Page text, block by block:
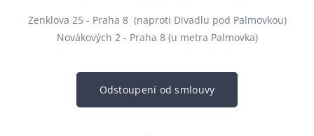
Zenklova 25 - Praha 8 (naproti Divadlu pod Palmovkou)
Novákových 2 - Praha 8 (u metra Palmovka)
Odstoupení od smlouvy